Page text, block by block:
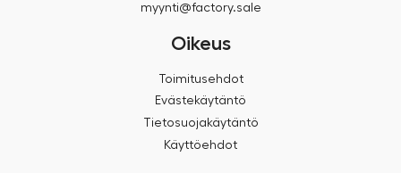
myynti@factory.sale
Oikeus
Toimitusehdot
Evästekäytäntö
Tietosuojakäytäntö
Käyttöehdot